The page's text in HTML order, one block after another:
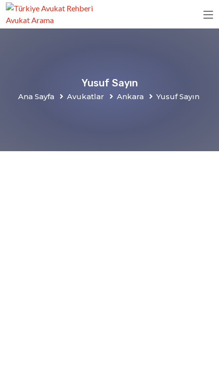
Yusuf Sayın
Ana Sayfa Avukatlar Ankara Yusuf Sayın